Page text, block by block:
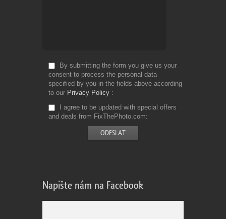
By submitting the form you give us your
consent to process the personal data
specified by you in the fields above according
to our Privacy Policy
I agree to be updated with special offers
and deals from FixThePhoto.com
Napište nám na Facebook